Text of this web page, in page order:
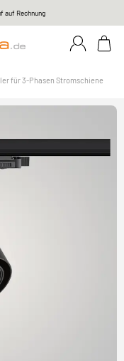
auf Rechnung
für 3-Phasen Stromschiene